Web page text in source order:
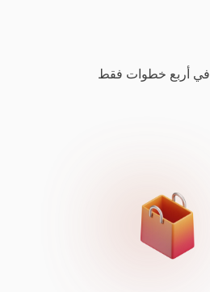
في أربع خطوات فقط